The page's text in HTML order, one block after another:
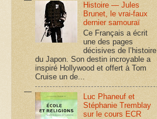
Histoire — Jules
Brunet, le vrai-faux
dernier samouraï
Ce Français a écrit
une des pages
décisives de l’histoire
du Japon. Son destin incroyable a
inspiré Hollywood et offert à Tom
Cruise un de...
Luc Phaneuf et
Stéphanie Tremblay
sur le cours ECR